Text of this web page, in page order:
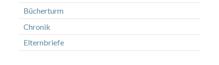
Bücherturm
Chronik
Elternbriefe